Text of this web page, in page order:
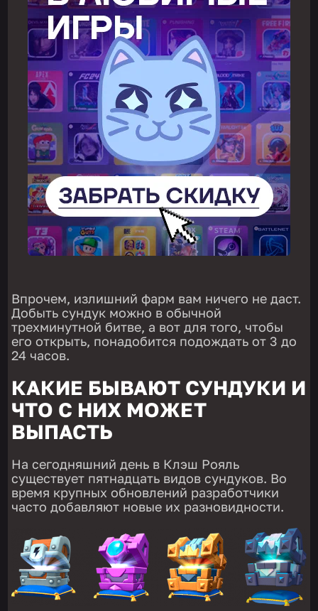
Впрочем, излишний фарм вам ничего не даст.
Добыть сундук можно в обычной
трехминутной битве, а вот для того, чтобы
его открыть, понадобится подождать от 3 до
24 часов.
КАКИЕ БЫВАЮТ СУНДУКИ И
ЧТО С НИХ МОЖЕТ
ВЫПАСТЬ
На сегодняшний день в Клэш Рояль
существует пятнадцать видов сундуков. Во
время крупных обновлений разработчики
часто добавляют новые их разновидности.